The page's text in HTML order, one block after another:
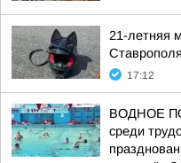
21-летняя
Ставрополя
17:12
ВОДНОЕ
среди